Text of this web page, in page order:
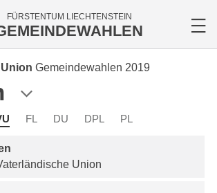
FÜRSTENTUM LIECHTENSTEIN
Gemeindewahlen 2019
FL DU DPL PL
Union